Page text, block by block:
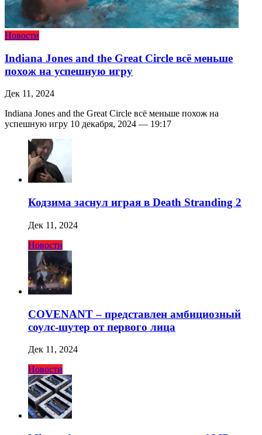
Новости
Indiana Jones and the Great Circle всё меньше
похож на успешную игру
Дек 11, 2024
Indiana Jones and the Great Circle всё меньше похож на
успешную игру 10 декабря, 2024 — 19:17
Кодзима заснул играя в Death Stranding 2
Дек 11, 2024
Новости
COVENANT – представлен амбициозный
соулс-шутер от первого лица
Дек 11, 2024
Новости